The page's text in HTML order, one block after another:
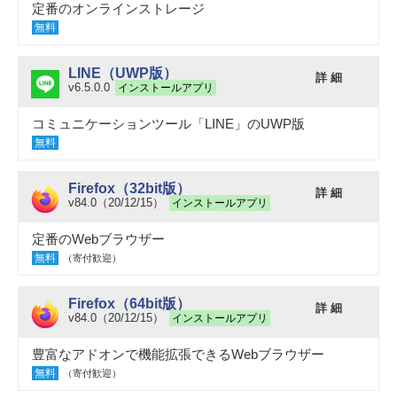
定番のオンラインストレージ
無料
LINE（UWP版）
v6.5.0.0 インストールアプリ
詳 細
コミュニケーションツール「LINE」のUWP版
無料
Firefox（32bit版）
v84.0（20/12/15） インストールアプリ
詳 細
定番のWebブラウザー
無料 （寄付歓迎）
Firefox（64bit版）
v84.0（20/12/15） インストールアプリ
詳 細
豊富なアドオンで機能拡張できるWebブラウザー
無料 （寄付歓迎）